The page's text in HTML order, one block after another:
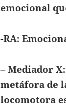
emocional
-RA:
– Mediador
metáfora de
locomotora